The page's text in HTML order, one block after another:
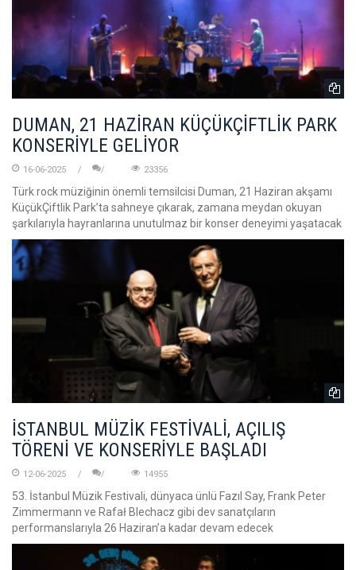
DUMAN, 21 HAZİRAN KÜÇÜKÇİFTLİK PARK
KONSERİYLE GELİYOR
16-06-2025 23356
Türk rock müziğinin önemli temsilcisi Duman, 21 Haziran akşamı
KüçükÇiftlik Park’ta sahneye çıkarak, zamana meydan okuyan
şarkılarıyla hayranlarına unutulmaz bir konser deneyimi yaşatacak
İSTANBUL MÜZİK FESTİVALİ, AÇILIŞ
TÖRENİ VE KONSERİYLE BAŞLADI
12-06-2025 14955
53. İstanbul Müzik Festivali, dünyaca ünlü Fazıl Say, Frank Peter
Zimmermann ve Rafał Blechacz gibi dev sanatçıların
performanslarıyla 26 Haziran’a kadar devam edecek